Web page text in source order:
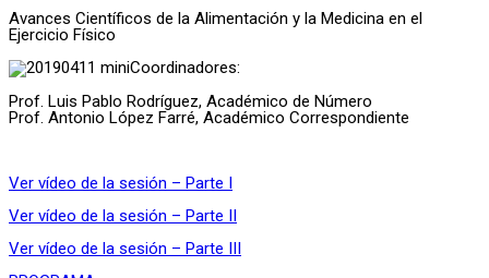
Avances Científicos de la Alimentación y la Medicina en el
Ejercicio Físico
Coordinadores:
Prof. Luis Pablo Rodríguez, Académico de Número
Prof. Antonio López Farré, Académico Correspondiente
Ver vídeo de la sesión – Parte I
Ver vídeo de la sesión – Parte II
Ver vídeo de la sesión – Parte III